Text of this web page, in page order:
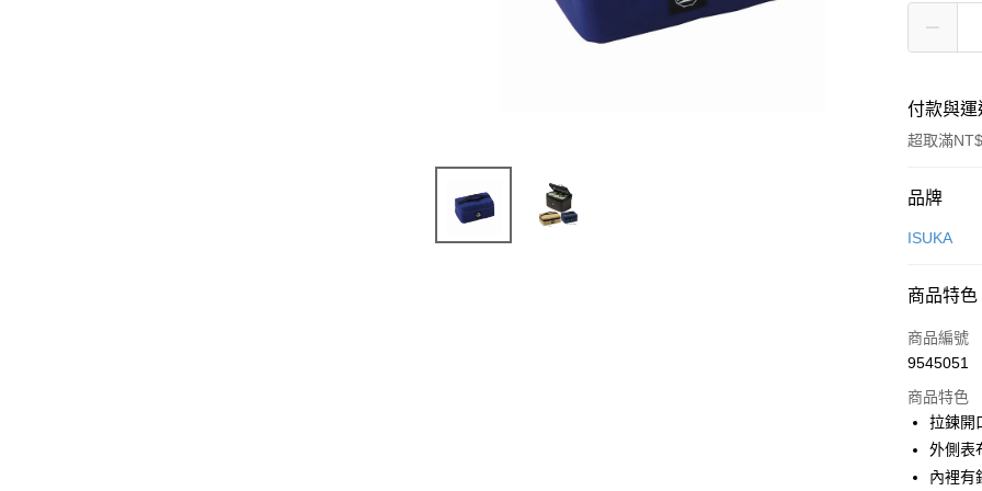
付款與
超取滿
付款方式
信用卡一
合作金
華南商
上海商
國泰世
臺灣中
聯邦商
超商取貨
LINE Pay
Apple Pay
ATM付款
品牌
ISUKA
商品特色
商品編號
9545051
商品特色
拉鍊開
外側表
內裡有